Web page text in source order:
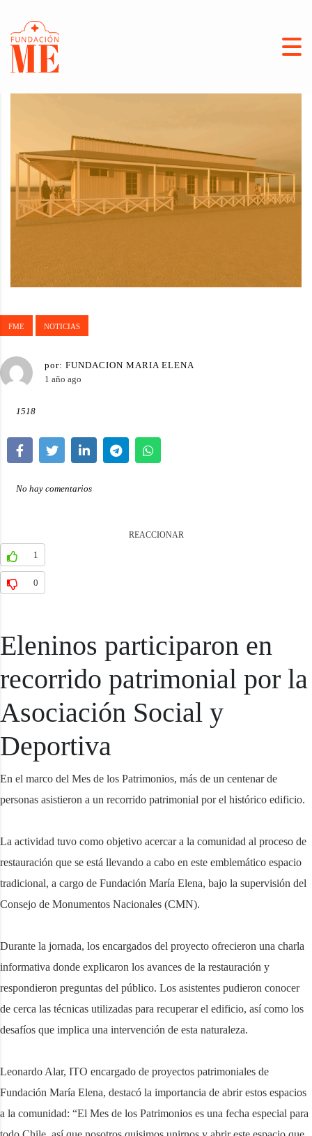
FME NOTICIAS
por: FUNDACION MARIA ELENA
1 año ago
1518
No hay comentarios
REACCIONAR
1
0
Eleninos participaron en
recorrido patrimonial por la
Asociación Social y
Deportiva
En el marco del Mes de los Patrimonios, más de un centenar de
personas asistieron a un recorrido patrimonial por el histórico edificio.
La actividad tuvo como objetivo acercar a la comunidad al proceso de
restauración que se está llevando a cabo en este emblemático espacio
tradicional, a cargo de Fundación María Elena, bajo la supervisión del
Consejo de Monumentos Nacionales (CMN).
Durante la jornada, los encargados del proyecto ofrecieron una charla
informativa donde explicaron los avances de la restauración y
respondieron preguntas del público. Los asistentes pudieron conocer
de cerca las técnicas utilizadas para recuperar el edificio, así como los
desafíos que implica una intervención de esta naturaleza.
Leonardo Alar, ITO encargado de proyectos patrimoniales de
Fundación María Elena, destacó la importancia de abrir estos espacios
a la comunidad: “El Mes de los Patrimonios es una fecha especial para